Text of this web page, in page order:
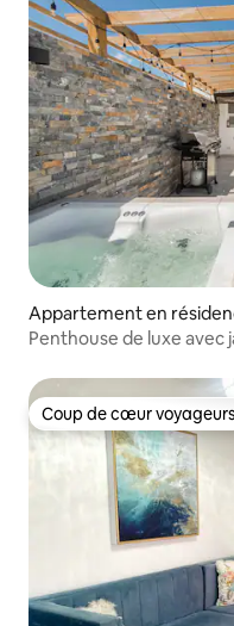
Appartement en
Penthouse de luxe avec
Coup de cœur voyageurs
Coup de cœur voyageurs